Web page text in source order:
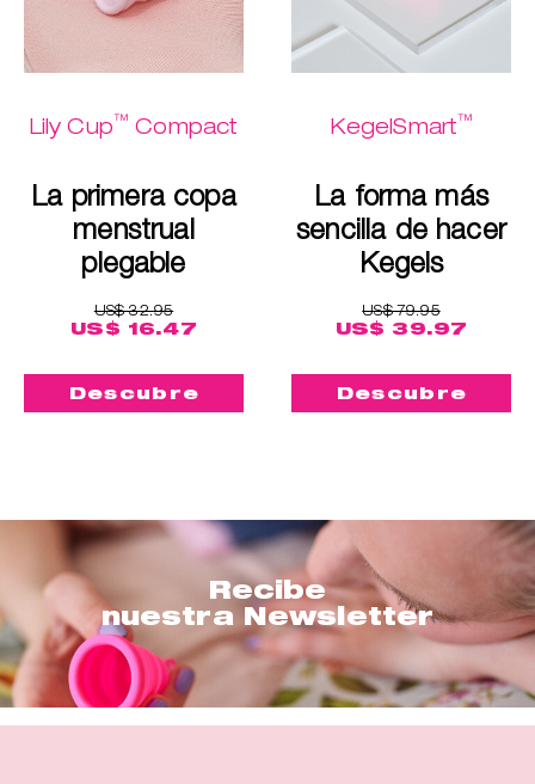
Lily Cup™ Compact
La primera copa
menstrual
plegable
US$ 32.95
US$ 16.47
Descubre
KegelSmart™
La forma más
sencilla de hacer
Kegels
US$ 79.95
US$ 39.97
Descubre
Recibe
nuestra Newsletter